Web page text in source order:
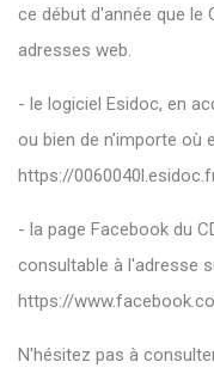
ce début d'année que le
adresses web.
- le logiciel Esidoc, en
ou bien de n'importe où
https://
- la page Facebook du
consultable à l'adresse
https://
N'hésitez pas à